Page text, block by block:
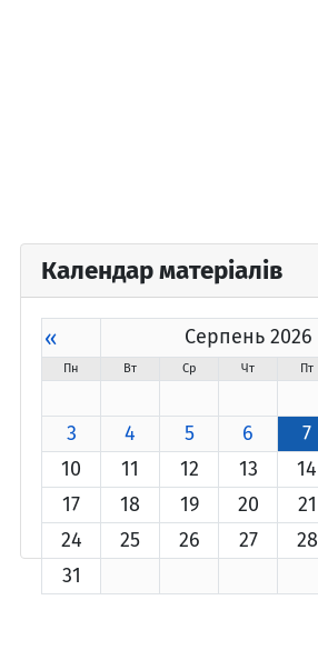
Календар матеріалів
« Серпень 2026
Пн Вт Ср Чт Пт
3
4 5 6 7
10
11 12 13 14
17
18 19 20 21
24
25 26 27 28
31